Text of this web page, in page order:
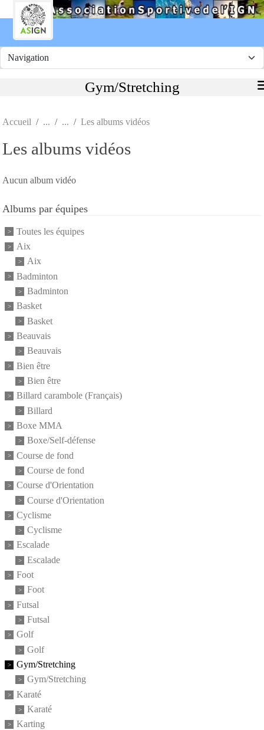
Gym/Stretching
Accueil Les albums vidéos
Les albums vidéos
Aucun album vidéo
Albums par équipes
Toutes les équipes
Aix
Aix
Badminton
Badminton
Basket
Basket
Beauvais
Beauvais
Bien être
Bien être
Billard carambole (Français)
Billard
Boxe MMA
Boxe/Self-défense
Course de fond
Course de fond
Course d'Orientation
Course d'Orientation
Cyclisme
Cyclisme
Escalade
Escalade
Foot
Foot
Futsal
Futsal
Golf
Golf
Gym/Stretching
Gym/Stretching
Karaté
Karaté
Karting
Panneau de gestion des cookies